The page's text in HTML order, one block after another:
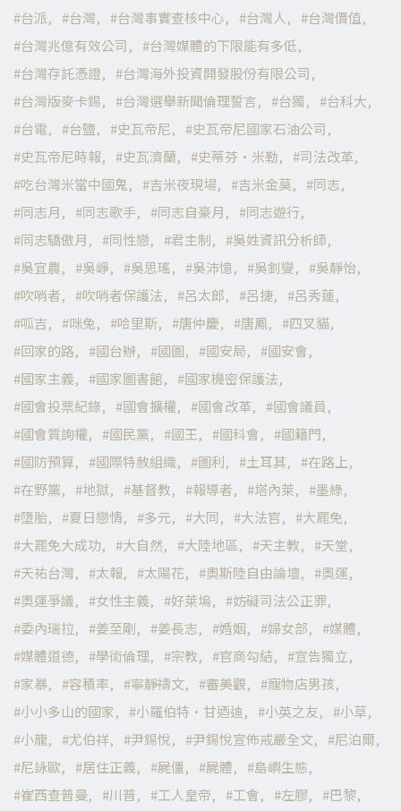
台派
台灣 台灣事實查核中心 台灣人
台灣價值
台灣兆億有效公司
台灣媒體的下限能有多低
台灣存託憑證
台灣海外投資開發股份有限公司
台灣版麥卡錫
台灣選舉新聞倫理誓言 台獨
台科大
台電
台鹽 史瓦帝尼
史瓦帝尼國家石油公司
史瓦帝尼時報
史瓦濟蘭 史蒂芬·米勒
司法改革
吃台灣米當中國鬼
吉米夜現場 吉米金莫
同志
同志月
同志歌手 同志自豪月
同志遊行
同志驕傲月
同性戀 君主制
吳姓資訊分析師
吳宜農
吳崢 吳思瑤 吳沛憶 吳釗燮
吳靜怡
吹哨者
吹哨者保護法 呂太郎 呂捷
呂秀蓮
呱吉
咪兔 哈里斯 唐仲慶 唐鳳
四叉貓
回家的路
國台辦 國圖 國安局
國安會
國家主義
國家圖書館
國家機密保護法
國會投票紀錄
國會擴權 國會改革
國會議員
國會質詢權
國民黨 國王 國科會
國籍門
國防預算
國際特赦組織 圖利 土耳其
在路上
在野黨
地獄 基督教 報導者 塔內萊
墨綠
墮胎
夏日戀情 多元 大同 大法官
大罷免
大罷免大成功
大自然 大陸地區 天主教
天堂
天祐台灣
太報 太陽花 奧斯陸自由論壇
奧運
奧運爭議
女性主義 好萊塢
妨礙司法公正罪
委內瑞拉
姜至剛 姜長志 婚姻 婦女部
媒體
媒體道德
學術倫理 宗教 官商勾結
宣告獨立
家暴
容積率 寧靜禱文 審美觀
寵物店男孩
小小多山的國家
小羅伯特·甘迺迪 小英之友
小草
小龍
尤伯祥 尹錫悅 尹錫悅宣佈戒嚴全文
尼泊爾
尼詠歐
居住正義 屍僵 屍體
島嶼生態
崔西查普曼
川普 工人皇帝 工會 左膠 巴黎